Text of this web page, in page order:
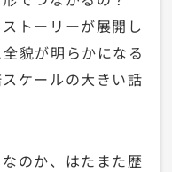
トーリーが展開し
貌が明らかになる
ケールの大きい話
のか、はたまた歴